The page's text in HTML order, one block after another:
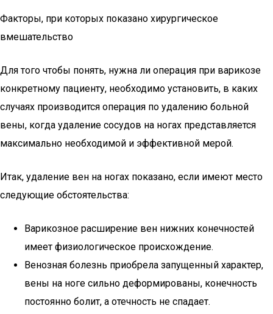
Факторы, при которых показано хирургическое
вмешательство
Для того чтобы понять, нужна ли операция при варикозе
конкретному пациенту, необходимо установить, в каких
случаях производится операция по удалению больной
вены, когда удаление сосудов на ногах представляется
максимально необходимой и эффективной мерой.
Итак, удаление вен на ногах показано, если имеют место
следующие обстоятельства:
Варикозное расширение вен нижних конечностей
имеет физиологическое происхождение.
Венозная болезнь приобрела запущенный характер,
вены на ноге сильно деформированы, конечность
постоянно болит, а отечность не спадает.